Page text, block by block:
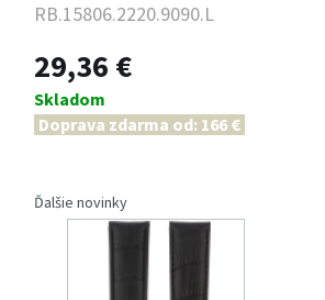
RB.15806.2220.9090.L
29,36 €
Skladom
Doprava zdarma od: 166 €
Ďalšie novinky